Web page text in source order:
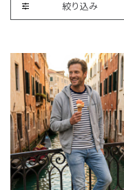
絞り込み